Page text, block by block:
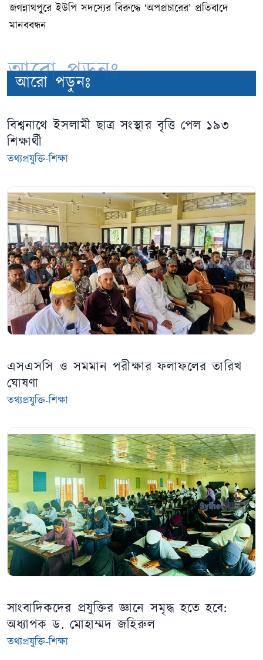
জগন্নাথপুরে ইউপি সদস্যের বিরুদ্ধে ‘অপপ্রচারের’ প্রতিবাদে
মানববন্ধন
আরো পড়ুনঃ
আরো পড়ুনঃ
বিশ্বনাথে ইসলামী ছাত্র সংস্থার বৃত্তি পেল ১৯৩
শিক্ষার্থী
তথ্যপ্রযুক্তি-শিক্ষা
এসএসসি ও সমমান পরীক্ষার ফলাফলের তারিখ
ঘোষণা
তথ্যপ্রযুক্তি-শিক্ষা
সাংবাদিকদের প্রযুক্তির জ্ঞানে সমৃদ্ধ হতে হবে:
অধ্যাপক ড. মোহাম্মদ জহিরুল
তথ্যপ্রযুক্তি-শিক্ষা